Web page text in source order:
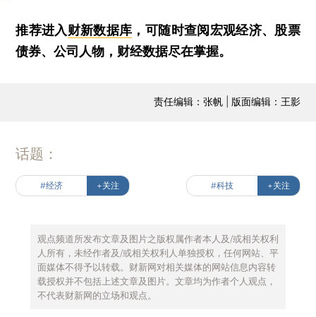
推荐进入财新数据库 ，可随时查阅宏观经济、股票
债券、公司人物，财经数据尽在掌握。
责任编辑：张帆 | 版面编辑：王影
话题：
#经济 +关注 #科技 +关注
观点频道所发布文章及图片之版权属作者本人及/或相关权利
人所有，未经作者及/或相关权利人单独授权，任何网站、平
面媒体不得予以转载。财新网对相关媒体的网站信息内容转
载授权并不包括上述文章及图片。文章均为作者个人观点，
不代表财新网的立场和观点。